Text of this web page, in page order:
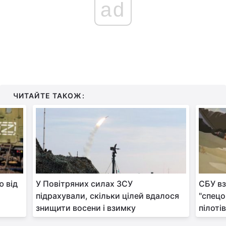
ad
ЧИТАЙТЕ ТАКОЖ:
від
У Повітряних силах ЗСУ
підрахували, скільки цілей вдалося
знищити восени і взимку
СБУ
пілотів